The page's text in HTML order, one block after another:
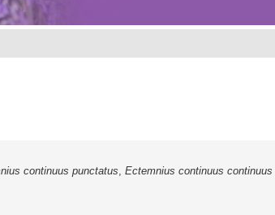
continuus punctatus, Ectemnius continuus continuus